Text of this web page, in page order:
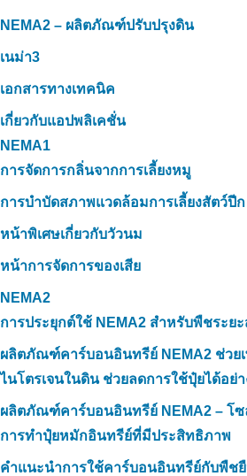
NEMA2 – ผลิตภัณฑ์ปรับปรุงดิน
เนม่า3
เอกสารทางเทคนิค
เกี่ยวกับแอปพลิเคชั่น
NEMA1
การจัดการกลิ่นจากการเลี้ยงหมู
การบำบัดสภาพแวดล้อมการเลี้ยงสัตว์ปีก
หน้าพิเศษเกี่ยวกับวัวนม
หน้าการจัดการของเสีย
NEMA2
การประยุกต์ใช้ NEMA2 สำหรับพืชระย
ผลิตภัณฑ์คาร์บอนอินทรีย์ NEMA2 ช่วย
ไนโตรเจนในดิน ช่วยลดการใช้ปุ๋ยได้อย่
ผลิตภัณฑ์คาร์บอนอินทรีย์ NEMA2 – โ
การทำปุ๋ยหมักอินทรีย์ที่มีประสิทธิภาพ
คำแนะนำการใช้คาร์บอนอินทรีย์กับพืช